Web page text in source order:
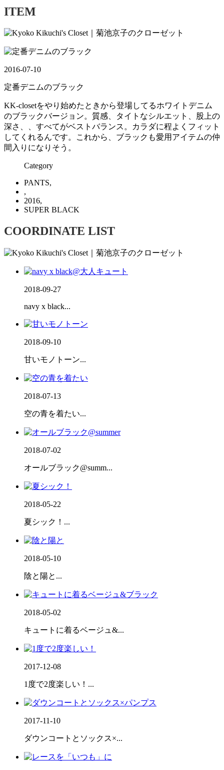
ITEM
2016-07-10
定番デニムのブラック
KK-closetをやり始めたときから登場してるホワイトデニム
のブラックバージョン。質感、タイトなシルエット、股上の
深さ、、すべてがベストバランス。カラダに程よくフィット
してくれるんです。これから、ブラックも愛用アイテムの仲
間入りになりそう。
Category
PANTS,
,
2016,
SUPER BLACK
COORDINATE LIST
2018-09-27
navy x black...
2018-09-10
甘いモノトーン...
2018-07-13
空の青を着たい...
2018-07-02
オールブラック@summ...
2018-05-22
夏シック！...
2018-05-10
陰と陽と...
2018-05-02
キュートに着るベージュ&...
2017-12-08
1度で2度楽しい！...
2017-11-10
ダウンコートとソックス×...